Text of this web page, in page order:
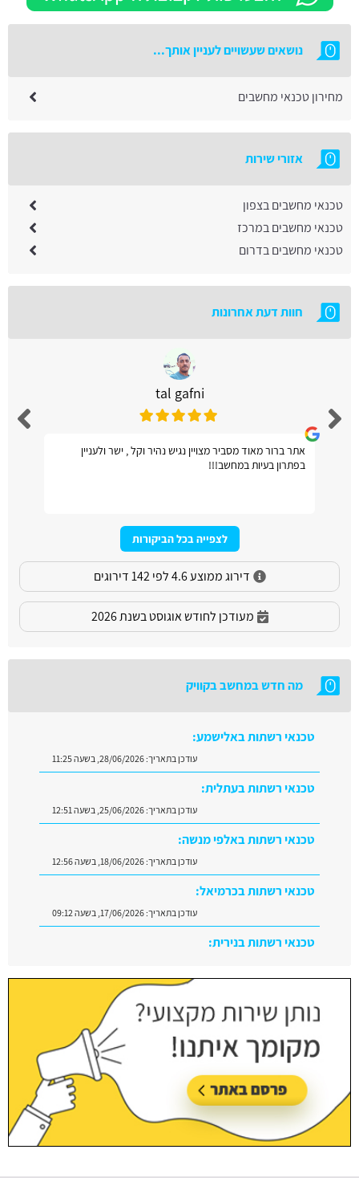
נושאים שעשויים לעניין אותך...
מחירון טכנאי מחשבים
אזורי שירות
טכנאי מחשבים בצפון
טכנאי מחשבים במרכז
טכנאי מחשבים בדרום
חוות דעת אחרונות
tal gafni
אתר ברור מאוד מסביר מצויין נגיש נהיר וקל , ישר ולעניין
בפתרון בעיות במחשב!!!
לצפייה בכל הביקורות
דירוג ממוצע 4.6 לפי 142 דירוגים
מעודכן לחודש אוגוסט בשנת 2026
מה חדש במחשב בקוויק
טכנאי רשתות באלישמע:
עודכן בתאריך:28/06/2026, בשעה 11:25
טכנאי רשתות בעתלית:
עודכן בתאריך:25/06/2026, בשעה 12:51
טכנאי רשתות באלפי מנשה:
עודכן בתאריך:18/06/2026, בשעה 12:56
טכנאי רשתות בכרמיאל:
עודכן בתאריך:17/06/2026, בשעה 09:12
טכנאי רשתות בנירית: